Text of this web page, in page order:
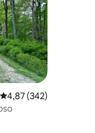
4,87 de uma avaliação
4,87 (342)